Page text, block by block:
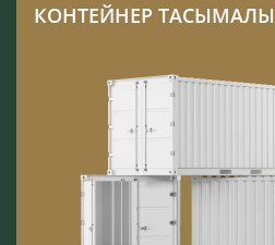
КОНТЕЙНЕР ТАСЫМАЛЫ